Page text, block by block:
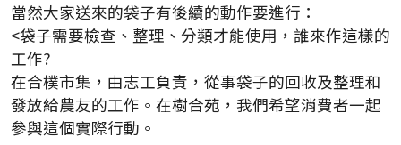
當然大家送來的袋子有後續的動作要進行：
<袋子需要檢查、整理、分類才能使用，誰來作這樣的
工作?
在合樸市集，由志工負責，從事袋子的回收及整理和
發放給農友的工作。在樹合苑，我們希望消費者一起
參與這個實際行動。